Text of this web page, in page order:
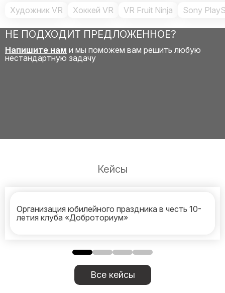
Художник VR Хоккей VR VR Fruit Ninja Sony
НЕ ПОДХОДИТ ПРЕДЛОЖЕННОЕ?
Напишите нам и мы поможем вам решить любую
нестандартную задачу
Кейсы
Организация юбилейного праздника в честь 10-
летия клуба «Доброториум»
Все кейсы